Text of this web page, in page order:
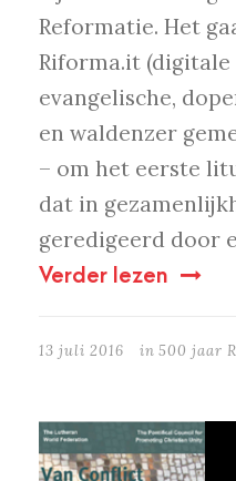
Reformatie. Het
Riforma.it (digitale
evangelische,
en waldenzer
– om het eerste
dat in
geredigeerd door
Verder lezen
13 juli 2016 in 500 jaar